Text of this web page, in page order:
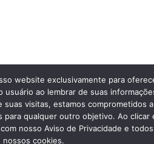
website exclusivamente para
usuário ao lembrar de suas
visitas, estamos comprometidos
para qualquer outro objetivo. Ao clicar
nosso Aviso de Privacidade e
nossos cookies.